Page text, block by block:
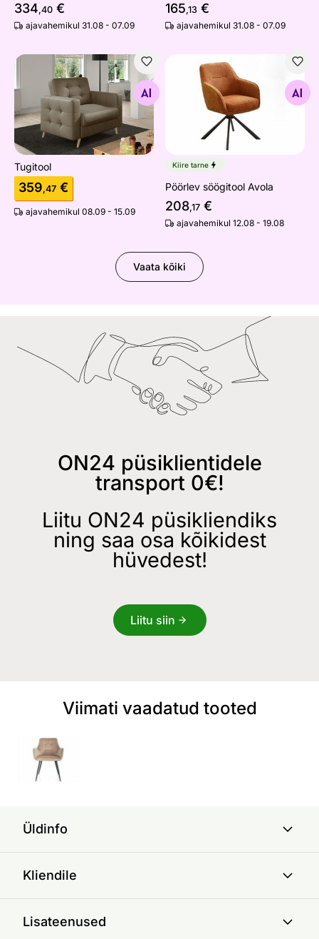
334,40 €
ajavahemikul 31.08 - 07.09
165,13 €
ajavahemikul 31.08 - 07.09
Tugitool
Otsi sarnaseid
Tugitool
359,47 €
ajavahemikul 08.09 - 15.09
Pöörlev söögitool Avola
Otsi sarnaseid
Kiire tarne
Pöörlev söögitool Avola
208,17 €
ajavahemikul 12.08 - 19.08
Vaata kõiki
ON24 püsiklientidele
transport 0€!
Liitu ON24 püsikliendiks
ning saa osa kõikidest
hüvedest!
Liitu siin
Viimati vaadatud tooted
Üldinfo
Kliendile
Lisateenused